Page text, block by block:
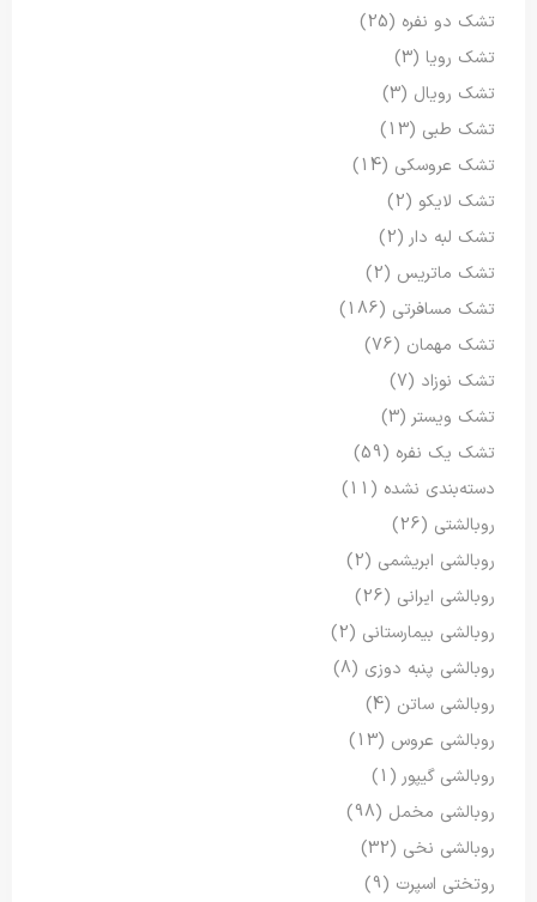
تشک دو نفره (25)
تشک رویا (3)
تشک رویال (3)
تشک طبی (13)
تشک عروسکی (14)
تشک لایکو (2)
تشک لبه دار (2)
تشک ماتریس (2)
تشک مسافرتی (186)
تشک مهمان (76)
تشک نوزاد (7)
تشک ویستر (3)
تشک یک نفره (59)
دسته‌بندی نشده (11)
روبالشتی (26)
روبالشی ابریشمی (2)
روبالشی ایرانی (26)
روبالشی بیمارستانی (2)
روبالشی پنبه دوزی (8)
روبالشی ساتن (4)
روبالشی عروس (13)
روبالشی گیپور (1)
روبالشی مخمل (98)
روبالشی نخی (32)
روتختی اسپرت (9)